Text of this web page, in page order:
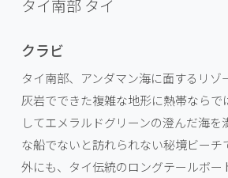
タイ南部 タイ
クラビ
タイ南部、アンダマン海に面するリゾ
灰岩でできた複雑な地形に熱帯ならで
してエメラルドグリーンの澄んだ海を
な船でないと訪れられない秘境ビーチ
外にも、タイ伝統のロングテールボー